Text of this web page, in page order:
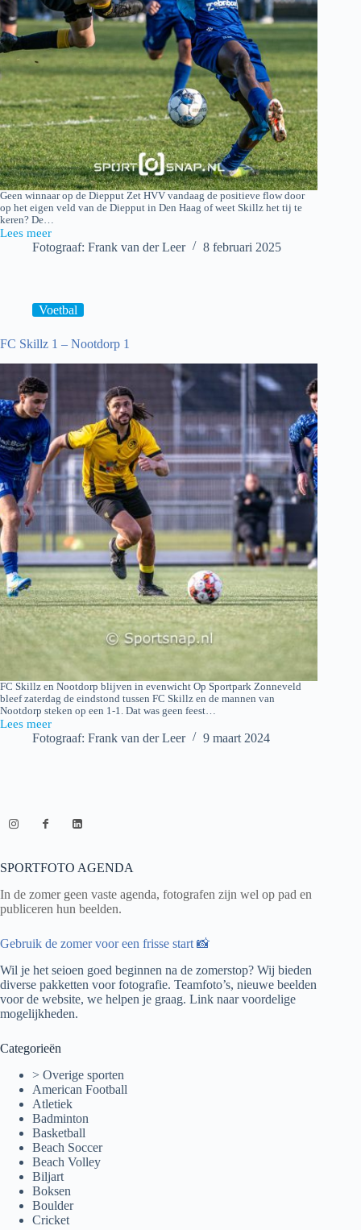
Geen winnaar op de Diepput Zet HVV vandaag de positieve flow door
op het eigen veld van de Diepput in Den Haag of weet Skillz het tij te
keren? De…
Lees meer
HVV
Fotograaf: Frank van der Leer 8 februari 2025
Voetbal
FC Skillz 1 – Nootdorp 1
FC Skillz en Nootdorp blijven in evenwicht Op Sportpark Zonneveld
bleef zaterdag de eindstond tussen FC Skillz en de mannen van
Nootdorp steken op een 1-1. Dat was geen feest…
Lees meer
FC
Fotograaf: Frank van der Leer 9 maart 2024
SPORTFOTO AGENDA
In de zomer geen vaste agenda, fotografen zijn wel op pad en
publiceren hun beelden.
Gebruik de zomer voor een frisse start 📸
Wil je het seioen goed beginnen na de zomerstop? Wij bieden
diverse pakketten voor fotografie. Teamfoto’s, nieuwe beelden
voor de website, we helpen je graag. Link naar voordelige
mogelijkheden.
Categorieën
> Overige sporten
American Football
Atletiek
Badminton
Basketball
Beach Soccer
Beach Volley
Biljart
Boksen
Boulder
Cricket